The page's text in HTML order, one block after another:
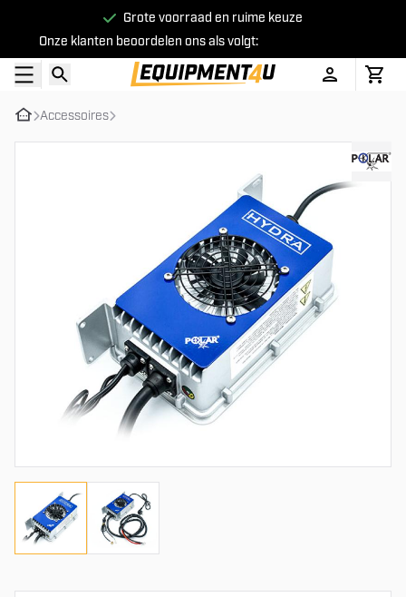
Onze klanten beoordelen ons als volgt:
voorraad en ruime keuze
Accessoires
polarladers_hydra-type-b-c-1
polarladers_hydra-type-b-c-2